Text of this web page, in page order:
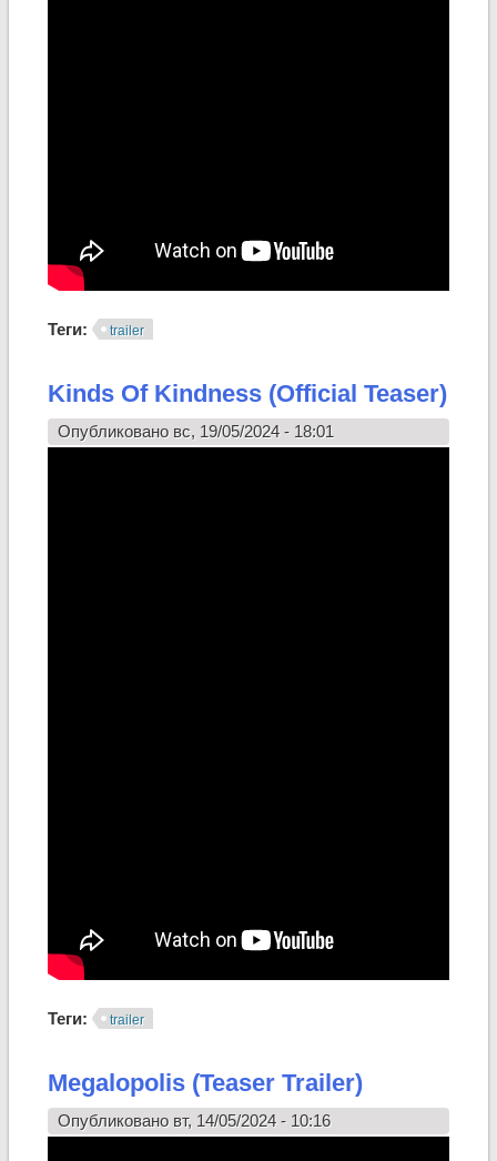
Теги: trailer
Kinds Of Kindness (Official Teaser)
Опубликовано вс, 19/05/2024 - 18:01
Теги: trailer
Megalopolis (Teaser Trailer)
Опубликовано вт, 14/05/2024 - 10:16